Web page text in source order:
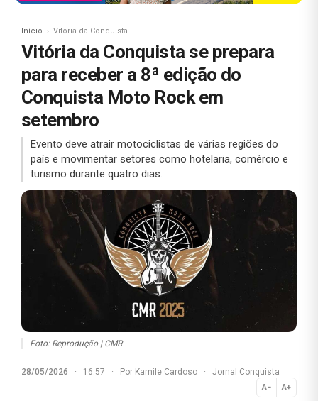
Início Vitória da Conquista
Vitória da Conquista se prepara
para receber a 8ª edição do
Conquista Moto Rock em
setembro
Evento deve atrair motociclistas de várias regiões do
país e movimentar setores como hotelaria, comércio e
turismo durante quatro dias.
Foto: Reprodução | CMR
28/05/2026 · 16:57 · Por Kamile Cardoso · Jornal Conquista
A− A+
Normal